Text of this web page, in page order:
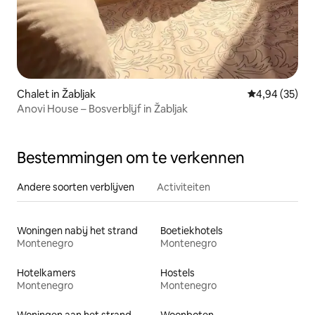
Chalet in Žabljak Gemiddelde
4,94 (35)
Anovi House – Bosverblijf in Žabljak
Bestemmingen om te verkennen
Andere soorten verblijven Activiteiten
Woningen nabij het strand
Montenegro
Boetiekhotels
Montenegro
Hotelkamers
Montenegro
Hostels
Montenegro